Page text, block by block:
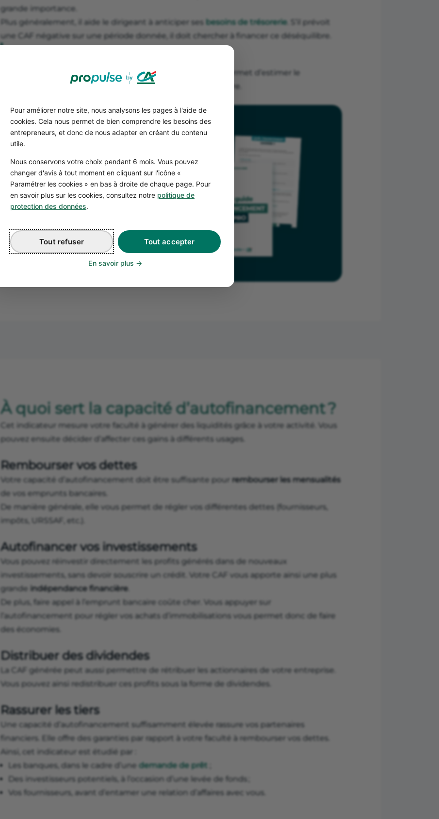
Pour améliorer notre site, nous analysons les pages à l'aide de
cookies. Cela nous permet de bien comprendre les besoins des
entrepreneurs, et donc de nous adapter en créant du contenu
utile.
Nous conservons votre choix pendant 6 mois. Vous pouvez
changer d'avis à tout moment en cliquant sur l'icône «
Paramétrer les cookies » en bas à droite de chaque page. Pour
en savoir plus sur les cookies, consultez notre politique de
protection des données.
Tout accepter
Tout refuser
En savoir plus
grande importance.
Plus généralement, il aide le dirigeant à anticiper ses besoins de trésorerie. S’il prévoit
une CAF négative sur une période donnée, il doit chercher à financer ce déséquilibre.
Pour les actionnaires, la capacité d’autofinancement permet d’estimer le
montant des dividendes auxquels ils pourront prétendre.
Téléchargez gratuitement
notre guide du
financement professionnel
Télécharger
À quoi sert la capacité d’autofinancement ?
Cet indicateur mesure votre faculté à générer des liquidités grâce à votre activité. Vous
pouvez ensuite décider d’affecter ces gains à différents usages.
Rembourser vos dettes
Votre capacité d’autofinancement doit être suffisante pour rembourser les mensualités
de vos emprunts bancaires.
De manière générale, elle vous permet de régler vos différentes dettes (fournisseurs,
impôts, URSSAF, etc.).
Autofinancer vos investissements
Vous pouvez réinvestir directement les profits générés dans de nouveaux
investissements, sans devoir souscrire un crédit. Votre CAF vous apporte ainsi une plus
grande indépendance financière
De plus, faire appel à l’emprunt bancaire coûte cher. Vous appuyer sur
l’autofinancement pour régler vos achats d’immobilisations vous permet donc de faire
des économies.
Distribuer des dividendes
La CAF générée peut aussi permettre de rétribuer les actionnaires de votre entreprise.
Vous pouvez ainsi redistribuer ces profits sous la forme de dividendes.
Rassurer les tiers
Une capacité d’autofinancement suffisamment élevée rassure vos partenaires
financiers. Elle offre des garanties par rapport à votre faculté à rembourser vos dettes.
Ainsi, cet indicateur est étudié par :
Les banques, dans le cadre d’une demande de prêt
Des investisseurs potentiels, à l’occasion d’une levée de fonds ;
Vos fournisseurs, avant d’entamer une relation d’affaires avec vous.